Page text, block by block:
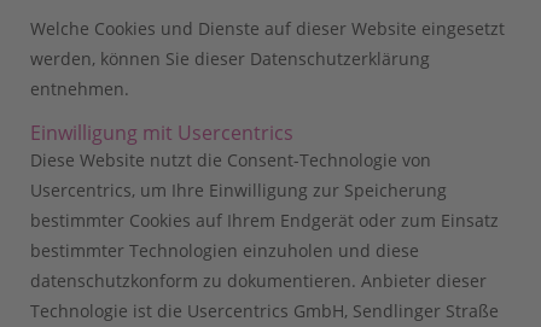
Welche Cookies und Dienste auf dieser Website eingesetzt
werden, können Sie dieser Datenschutzerklärung
entnehmen.
Einwilligung mit Usercentrics
Diese Website nutzt die Consent-Technologie von
Usercentrics, um Ihre Einwilligung zur Speicherung
bestimmter Cookies auf Ihrem Endgerät oder zum Einsatz
bestimmter Technologien einzuholen und diese
datenschutzkonform zu dokumentieren. Anbieter dieser
Technologie ist die Usercentrics GmbH, Sendlinger Straße